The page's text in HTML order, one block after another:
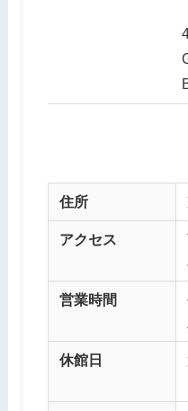
住所
アクセス
営業時間
休館日